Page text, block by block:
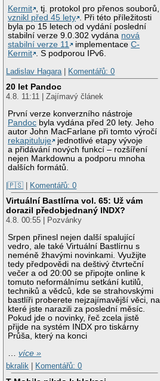
Kermit , tj. protokol pro přenos souborů,
vznikl před 45 lety . Při této příležitosti
byla po 15 letech od vydání poslední
stabilní verze 9.0.302 vydána nová
stabilní verze 11
implementaceC-
Kermit . S podporou IPv6.
Ladislav Hagara | Komentářů: 0
20 let Pandoc
4.8. 11:11 | Zajímavý článek
První verze konverzního nástroje
Pandoc byla vydána před 20 lety. Jeho
autor John MacFarlane při tomto výročí
rekapituluje
jednotlivé etapy vývoje
a přidávání nových funkcí – rozšíření
nejen Markdownu a podporu mnoha
dalších formátů.
|🇵🇸 | Komentářů: 0
Virtuální Bastlírna vol. 65: Už vám
dorazil předobjednaný INDX?
4.8. 00:55 | Pozvánky
Srpen přinesl nejen další spalující
vedro, ale také Virtuální Bastlírnu s
neméně žhavými novinkami. Využijte
tedy předpovědi na deštivý čtvrteční
večer a od 20:00 se připojte online k
tomuto neformálnímu setkání kutilů,
techniků a vědců, kde se strahovskými
bastlíři proberete nejzajímavější věci, na
které jste narazili za poslední měsíc.
Pokud jde o novinky, řeč zcela jistě
přijde na systém INDX pro tiskárny
Průša, který na konci
…více »
bkralik
Komentářů: 0